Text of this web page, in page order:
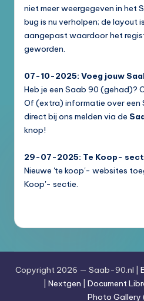
niet meer weergegeven in het
bug is nu verholpen; de layout
aangepast waardoor het
geworden.
07-10-2025: Voeg jouw
Heb je een Saab 90 (gehad)?
Of (extra) informatie over een
direct bij ons melden via de
knop!
29-07-2025: Te Koop-
Nieuwe 'te koop'- websites
Koop'- sectie.
Copyright 2026 — Saab-90.nl |
Nextgen Document
Photo Gallery